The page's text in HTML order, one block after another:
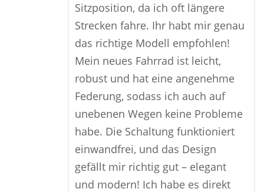
Sitzposition, da ich oft längere
Strecken fahre. Ihr habt mir genau
das richtige Modell empfohlen!
Mein neues Fahrrad ist leicht,
robust und hat eine angenehme
Federung, sodass ich auch auf
unebenen Wegen keine Probleme
habe. Die Schaltung funktioniert
einwandfrei, und das Design
gefällt mir richtig gut – elegant
und modern! Ich habe es direkt